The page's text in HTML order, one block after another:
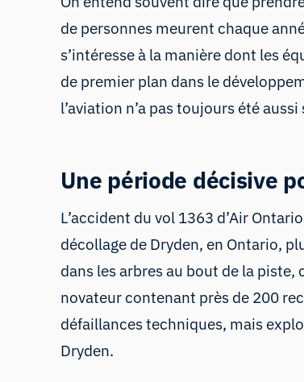
de personnes meurent chaque
s’intéresse à la manière dont les
de premier plan dans le
l’aviation n’a pas toujours été
Une période décisive
L’accident du vol 1363 d’Air
décollage de Dryden, en Ontario,
dans les arbres au bout de la
novateur contenant près de 200
défaillances techniques, mais
Dryden.